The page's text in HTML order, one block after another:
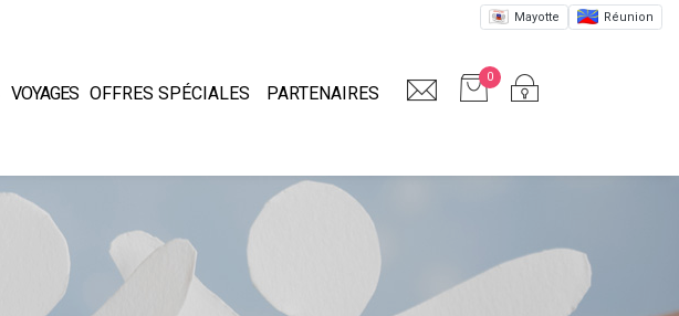
Mayotte Réunion
VOYAGES OFFRES SPÉCIALES PARTENAIRES
0